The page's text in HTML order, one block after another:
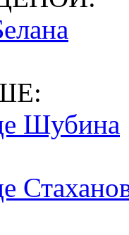
Шубина